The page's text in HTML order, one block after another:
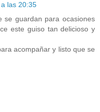
las 20:35
se guardan para ocasiones
este guiso tan delicioso y
acompañar y listo que se